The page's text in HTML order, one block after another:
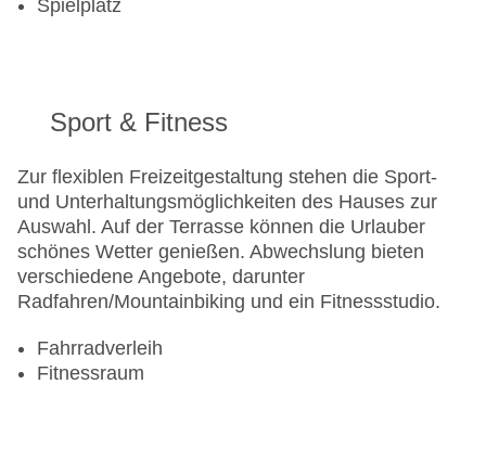
Spielplatz
Sport & Fitness
Zur flexiblen Freizeitgestaltung stehen die Sport-
und Unterhaltungsmöglichkeiten des Hauses zur
Auswahl. Auf der Terrasse können die Urlauber
schönes Wetter genießen. Abwechslung bieten
verschiedene Angebote, darunter
Radfahren/Mountainbiking und ein Fitnessstudio.
Fahrradverleih
Fitnessraum